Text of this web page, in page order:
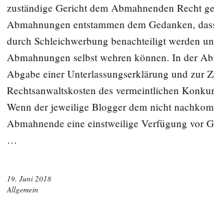
zuständige Gericht dem Abmahnenden Recht
Abmahnungen entstammen dem Gedanken,
durch Schleichwerbung benachteiligt werden
Abmahnungen selbst wehren können. In der
Abgabe einer Unterlassungserklärung und zur
Rechtsanwaltskosten des vermeintlichen
Wenn der jeweilige Blogger dem nicht
Abmahnende eine einstweilige Verfügung vor
…
19. Juni 2018
Allgemein